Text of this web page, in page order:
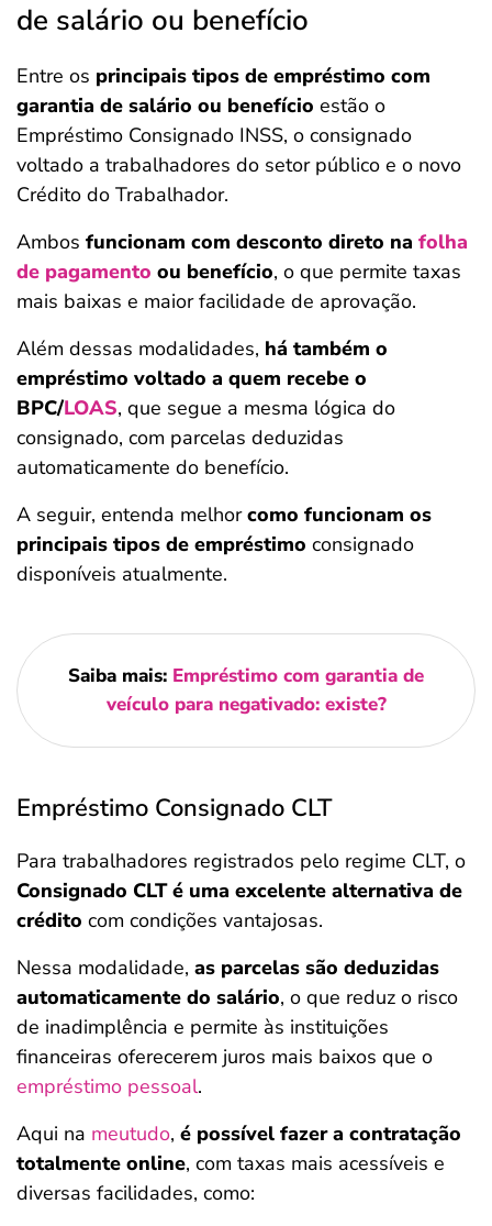
de salário ou benefício
Entre os principais tipos de empréstimo com
garantia de salário ou benefício estão o
Empréstimo Consignado INSS, o consignado
voltado a trabalhadores do setor público e o novo
Crédito do Trabalhador.
Ambos funcionam com desconto direto na folha
de pagamento ou benefício, o que permite taxas
mais baixas e maior facilidade de aprovação.
Além dessas modalidades, há também o
empréstimo voltado a quem recebe o
BPC/LOAS, que segue a mesma lógica do
consignado, com parcelas deduzidas
automaticamente do benefício.
A seguir, entenda melhorcomo funcionam os
principais tipos de empréstimo consignado
disponíveis atualmente.
Saiba mais: Empréstimo com garantia de
veículo para negativado: existe?
Empréstimo Consignado CLT
Para trabalhadores registrados pelo regime CLT, o
Consignado CLT é uma excelente alternativa de
crédito com condições vantajosas.
Nessa modalidade, as parcelas são deduzidas
automaticamente do salário, o que reduz o risco
de inadimplência e permite às instituições
financeiras oferecerem juros mais baixos que o
empréstimo pessoal.
Aqui na meutudo, é possível fazer a contratação
totalmente online, com taxas mais acessíveis e
diversas facilidades, como: